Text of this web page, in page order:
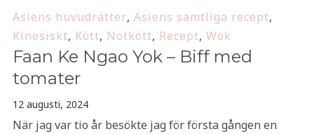
Asiens huvudrätter, Asiens samtliga recept,
Kinesiskt, Kött, Nötkött, Recept, Wok
Faan Ke Ngao Yok – Biff med
tomater
12 augusti, 2024
När jag var tio år besökte jag för första gången en